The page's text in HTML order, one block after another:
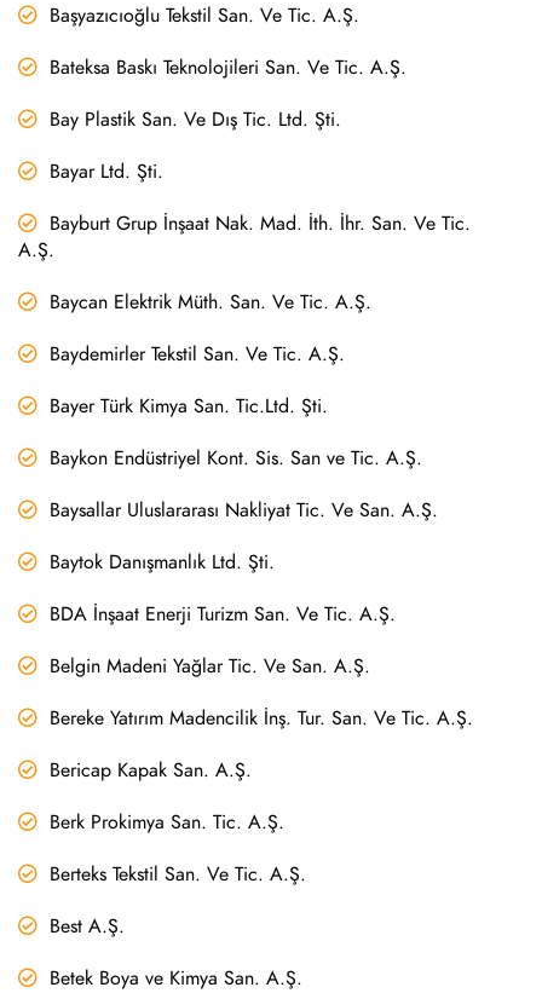
Başyazıcıoğlu Tekstil San. Ve Tic. A.Ş.
Bateksa Baskı Teknolojileri San. Ve Tic. A.Ş.
Bay Plastik San. Ve Dış Tic. Ltd. Şti.
Bayar Ltd. Şti.
Bayburt Grup İnşaat Nak. Mad. İth. İhr. San. Ve Tic.
A.Ş.
Baycan Elektrik Müth. San. Ve Tic. A.Ş.
Baydemirler Tekstil San. Ve Tic. A.Ş.
Bayer Türk Kimya San. Tic.Ltd. Şti.
Baykon Endüstriyel Kont. Sis. San ve Tic. A.Ş.
Baysallar Uluslararası Nakliyat Tic. Ve San. A.Ş.
Baytok Danışmanlık Ltd. Şti.
BDA İnşaat Enerji Turizm San. Ve Tic. A.Ş.
Belgin Madeni Yağlar Tic. Ve San. A.Ş.
Bereke Yatırım Madencilik İnş. Tur. San. Ve Tic. A.Ş.
Bericap Kapak San. A.Ş.
Berk Prokimya San. Tic. A.Ş.
Berteks Tekstil San. Ve Tic. A.Ş.
Best A.Ş.
Betek Boya ve Kimya San. A.Ş.